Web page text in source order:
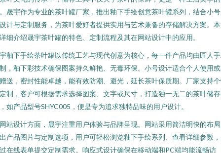
晟宇作为专业的茶叶罐厂家，推出釉下手绘创意茶叶罐系列，结合小
计与定制服务，为茶叶爱好者提供实用与艺术兼备的存储解决方案。
细介绍晟宇茶叶罐的特色、定制流程及其在网站设计中的应用。
釉下手绘茶叶罐以传统工艺与现代创意为核心，每一件产品均由匠人
，釉下彩技术确保图案持久鲜艳、无毒环保。小号设计适合个人使用
送，密封性能卓越，能有效防潮、避光，延长茶叶保质期。厂家支持
制，客户可根据需求选择图案、文字或尺寸，打造独一无二的茶叶储存
如产品型号SHYC005，便是专为追求独特品味的用户设计。
站设计方面，晟宇注重用户体验与品牌呈现。网站采用简洁明快的布
产品图片与定制选项，用户可轻松浏览釉下手绘系列、查看详细参数
在线表单提交定制需求。响应式设计确保在移动端和PC端均能流畅访